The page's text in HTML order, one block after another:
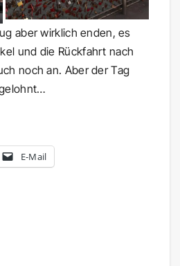
aber wirklich enden, es
und die Rückfahrt nach
noch an. Aber der Tag
E-Mail